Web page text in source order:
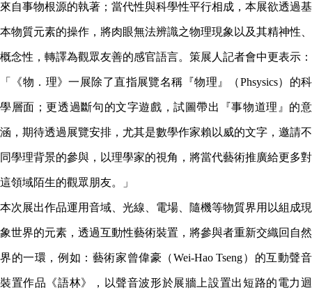
來自事物根源的執著；當代性與科學性平行相成，本展欲透過基
本物質元素的操作，將肉眼無法辨識之物理現象以及其精神性、
概念性，轉譯為觀眾友善的感官語言。策展人記者會中更表示：
「《物．理》一展除了直指展覽名稱『物理』（Phsysics）的科
學層面；更透過斷句的文字遊戲，試圖帶出『事物道理』的意
涵，期待透過展覽安排，尤其是數學作家賴以威的文字，邀請不
同學理背景的參與，以理學家的視角，將當代藝術推廣給更多對
這領域陌生的觀眾朋友。」
本次展出作品運用音域、光線、電場、隨機等物質界用以組成現
象世界的元素，透過互動性藝術裝置，將參與者重新交織回自然
界的一環，例如：藝術家曾偉豪（Wei-Hao Tseng）的互動聲音
裝置作品《語林》，以聲音波形於展牆上設置出短路的電力迴